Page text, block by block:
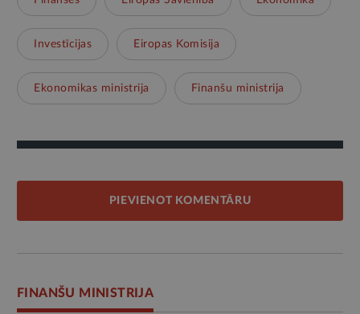
Investīcijas Eiropas Komisija
Ekonomikas ministrija Finanšu ministrija
PIEVIENOT KOMENTĀRU
FINANŠU MINISTRIJA